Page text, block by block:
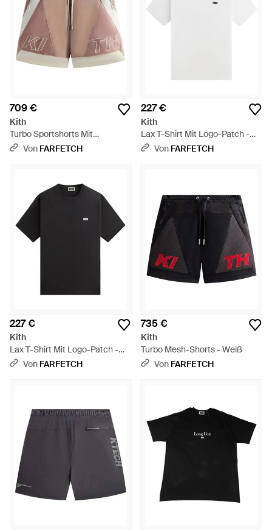
709 €
Kith
Turbo Sportshorts Mit
Einsätzen - Pink
Von FARFETCH
227 €
Kith
Lax T-Shirt Mit Logo-Patch -
WeißVon FARFETCH
227 €
Kith
Lax T-Shirt Mit Logo-Patch -
Schwarz
Von FARFETCH
735 €
Kith
Turbo Mesh-Shorts - Weiß
Von FARFETCH